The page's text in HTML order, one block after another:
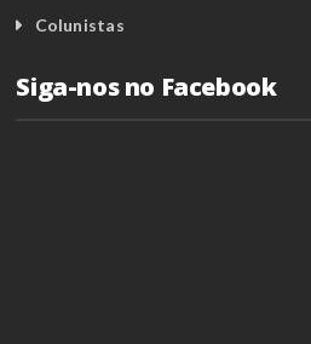
Colunistas
Siga-nos no Facebook